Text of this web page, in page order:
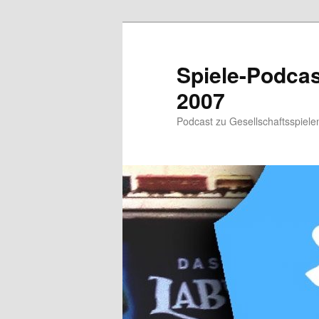
Spiele-
2007
Podcast zu